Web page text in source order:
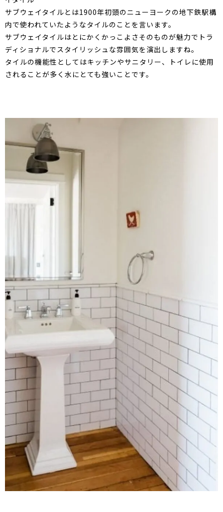
サブウェイタイルとは1900年初頭のニューヨークの地下鉄駅構
内で使われていたようなタイルのことを言います。
サブウェイタイルはとにかくかっこよさそのものが魅力でトラ
ディショナルでスタイリッシュな雰囲気を演出しますね。
タイルの機能性としてはキッチンやサニタリー、トイレに使用
されることが多く水にとても強いことです。